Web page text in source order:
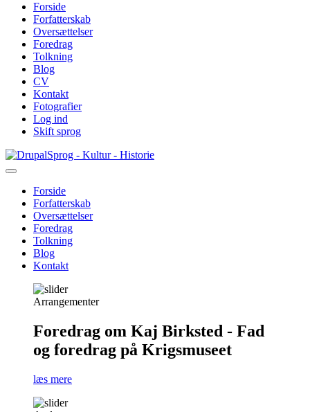
Forside
Forfatterskab
Oversættelser
Foredrag
Tolkning
Blog
CV
Kontakt
Fotografier
Log ind
Skift sprog
Gå
til
Sprog - Kultur - Historie
Primær
navigation
Forside
Forfatterskab
Oversættelser
Foredrag
Tolkning
Blog
Kontakt
Arrangementer
Foredrag om Kaj Birksted - Fad
og foredrag på Krigsmuseet
læs mere